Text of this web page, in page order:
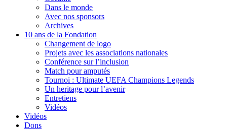
Dans le monde
Avec nos sponsors
Archives
10 ans de la Fondation
Changement de logo
Projets avec les associations nationales
Conférence sur l’inclusion
Match pour amputés
Tournoi : Ultimate UEFA Champions Legends
Un heritage pour l’avenir
Entretiens
Vidéos
Vidéos
Dons